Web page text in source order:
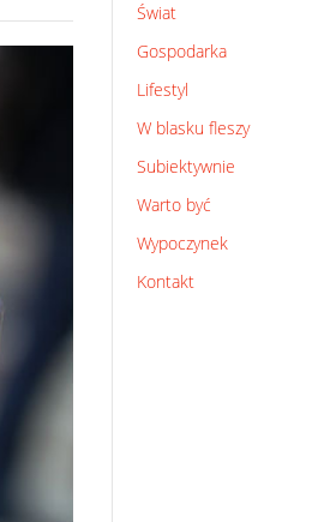
Świat
Gospodarka
Lifestyl
W blasku fleszy
Subiektywnie
Warto być
Wypoczynek
Kontakt